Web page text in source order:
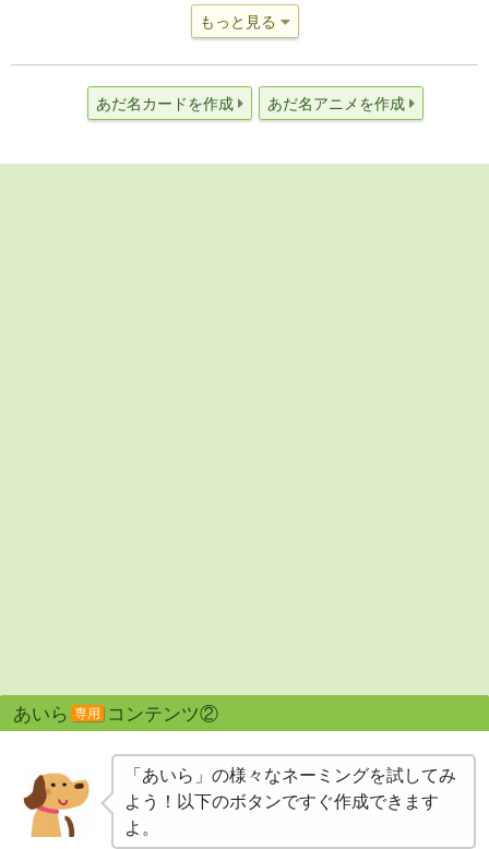
もっと見る
あだ名カードを作成 あだ名アニメを作成
あいら 専用 コンテンツ②
「あいら」の様々なネーミングを試してみ
よう！以下のボタンですぐ作成できます
よ。